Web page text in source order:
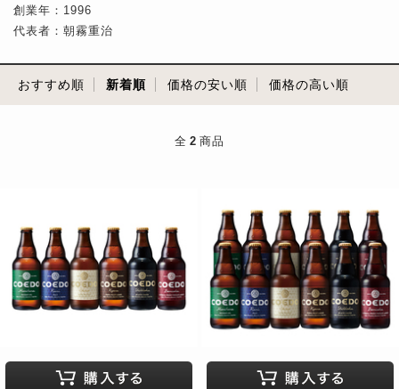
創業年：1996
代表者：朝霧重治
おすすめ順 新着順 価格の安い順 価格の高い順
全 2 商品